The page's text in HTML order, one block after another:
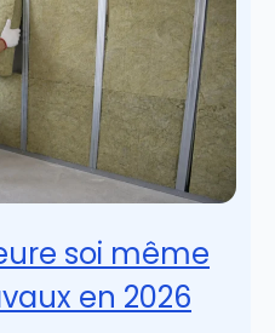
soi même
en 2026